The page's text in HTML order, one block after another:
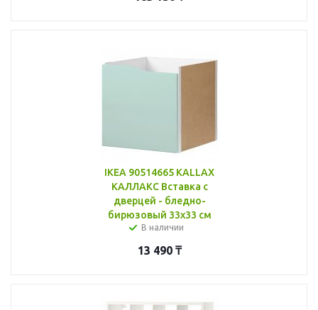
IKEA 90514665 KALLAX
КАЛЛАКС Вставка с
дверцей - бледно-
бирюзовый 33x33 см
В наличии
13 490₸